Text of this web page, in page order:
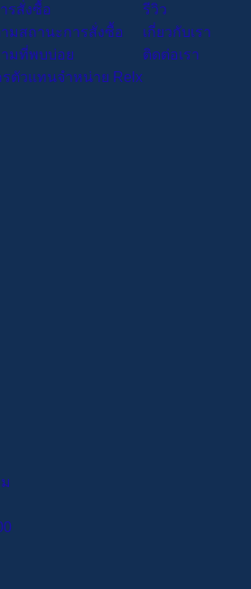
รสั่งซื้อ
มสถานะการสั่งซื้อ
มที่พบบ่อย
ตัวแทนจำหน่าย Relx
รีวิว
เกี่ยวกับเรา
ติดต่อเรา